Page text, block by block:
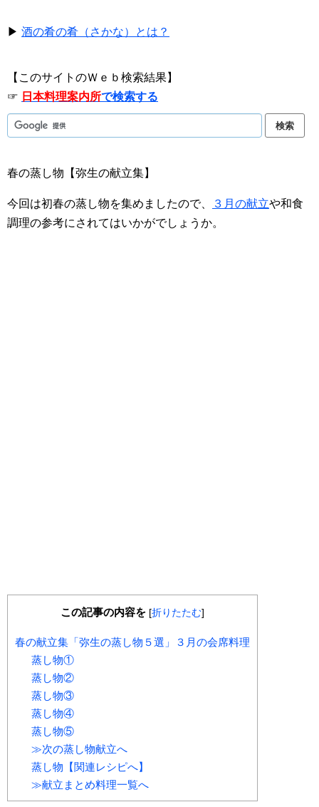
▶ 酒の肴の肴（さかな）とは？
【このサイトのＷｅｂ検索結果】
☞ 日本料理案内所で検索する
春の蒸し物【弥生の献立集】
今回は初春の蒸し物を集めましたので、 ３月の献立や和食
調理の参考にされてはいかがでしょうか。
この記事の内容を [折りたたむ]
春の献立集「弥生の蒸し物５選」３月の会席料理
蒸し物①
蒸し物②
蒸し物③
蒸し物④
蒸し物⑤
≫次の蒸し物献立へ
蒸し物【関連レシピへ】
≫献立まとめ料理一覧へ